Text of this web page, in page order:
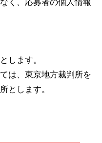
く、応募者の個人情報
します。
は、東京地方裁判所を
とします。